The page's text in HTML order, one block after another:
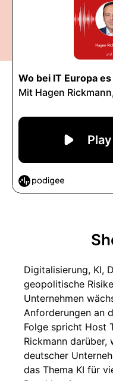
Digitalisierung, KI,
geopolitische
Unternehmen
Anforderungen an
Folge spricht Host
Rickmann
deutscher
das Thema KI für